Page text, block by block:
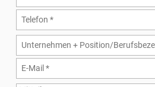
für die